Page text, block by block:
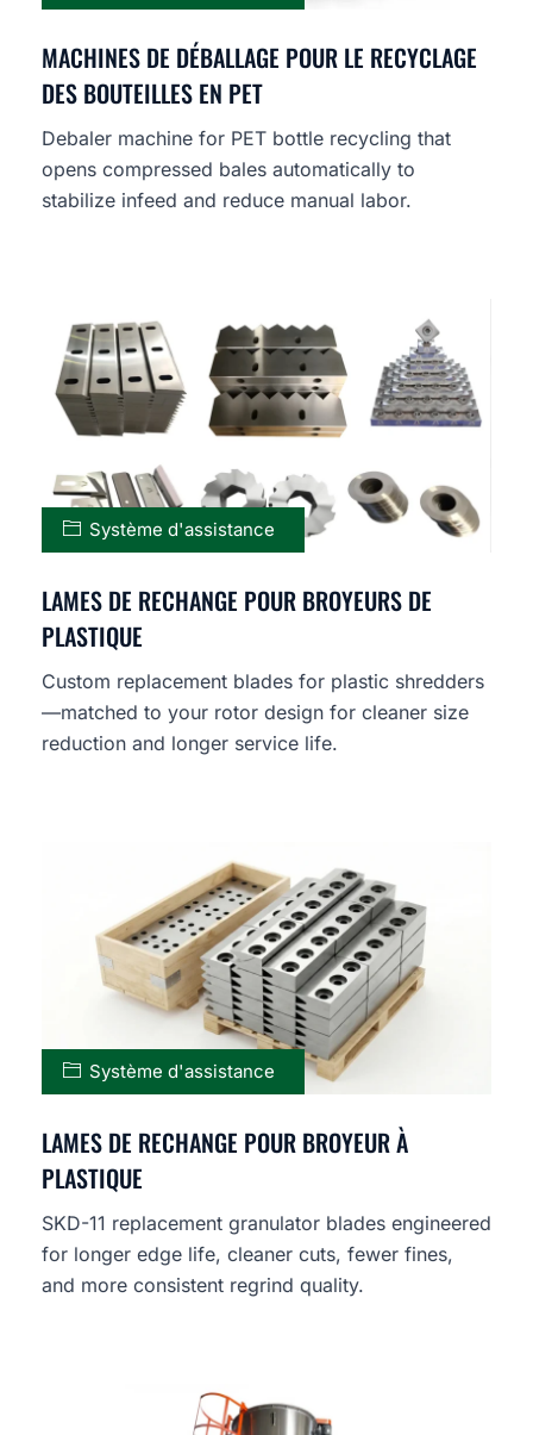
MACHINES DE DÉBALLAGE POUR LE RECYCLAGE
DES BOUTEILLES EN PET
Debaler machine for PET bottle recycling that
opens compressed bales automatically to
stabilize infeed and reduce manual labor.
Système d'assistance
LAMES DE RECHANGE POUR BROYEURS DE
PLASTIQUE
Custom replacement blades for plastic shredders
—matched to your rotor design for cleaner size
reduction and longer service life.
Système d'assistance
LAMES DE RECHANGE POUR BROYEUR À
PLASTIQUE
SKD-11 replacement granulator blades engineered
for longer edge life, cleaner cuts, fewer fines,
and more consistent regrind quality.